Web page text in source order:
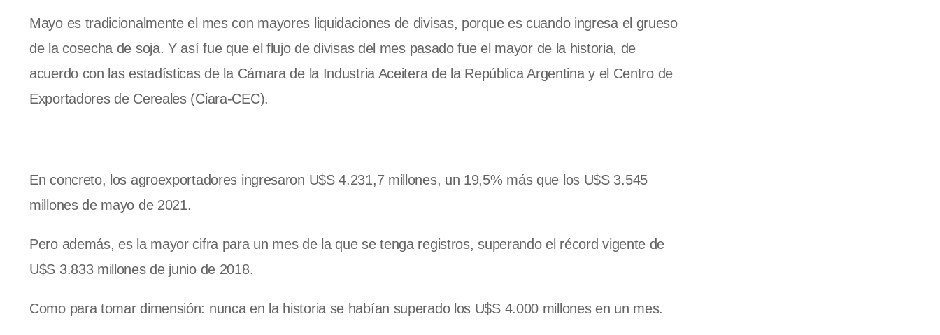
Mayo es tradicionalmente el mes con mayores liquidaciones de divisas, porque es cuando ingresa el grueso
de la cosecha de soja. Y así fue que el flujo de divisas del mes pasado fue el mayor de la historia, de
acuerdo con las estadísticas de la Cámara de la Industria Aceitera de la República Argentina y el Centro de
Exportadores de Cereales (Ciara-CEC).
En concreto, los agroexportadores ingresaron U$S 4.231,7 millones, un 19,5% más que los U$S 3.545
millones de mayo de 2021.
Pero además, es la mayor cifra para un mes de la que se tenga registros, superando el récord vigente de
U$S 3.833 millones de junio de 2018.
Como para tomar dimensión: nunca en la historia se habían superado los U$S 4.000 millones en un mes.